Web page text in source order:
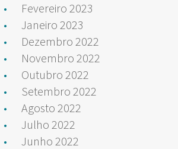
Fevereiro 2023
Janeiro 2023
Dezembro 2022
Novembro 2022
Outubro 2022
Setembro 2022
Agosto 2022
Julho 2022
Junho 2022